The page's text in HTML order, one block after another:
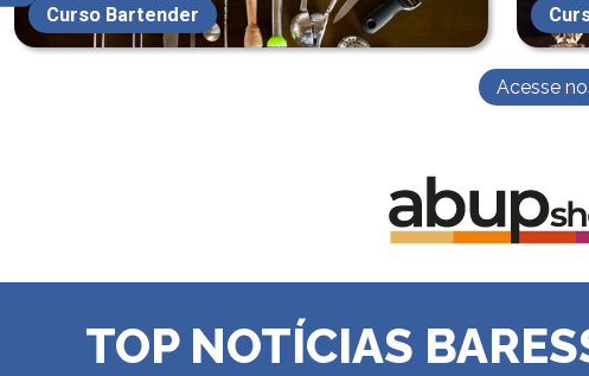
Curso Bartender
Acesse
TOP NOTÍCIAS